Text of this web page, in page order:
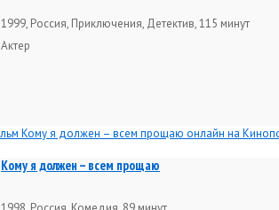
1999, Россия, Приключения, Детектив, 115 минут
Актер
Кому я должен – всем прощаю